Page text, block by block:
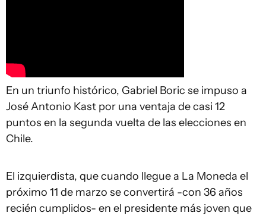
En un triunfo histórico, Gabriel Boric se impuso a
José Antonio Kast por una ventaja de casi 12
puntos en la segunda vuelta de las elecciones en
Chile.
El izquierdista, que cuando llegue a La Moneda el
próximo 11 de marzo se convertirá -con 36 años
recién cumplidos- en el presidente más joven que